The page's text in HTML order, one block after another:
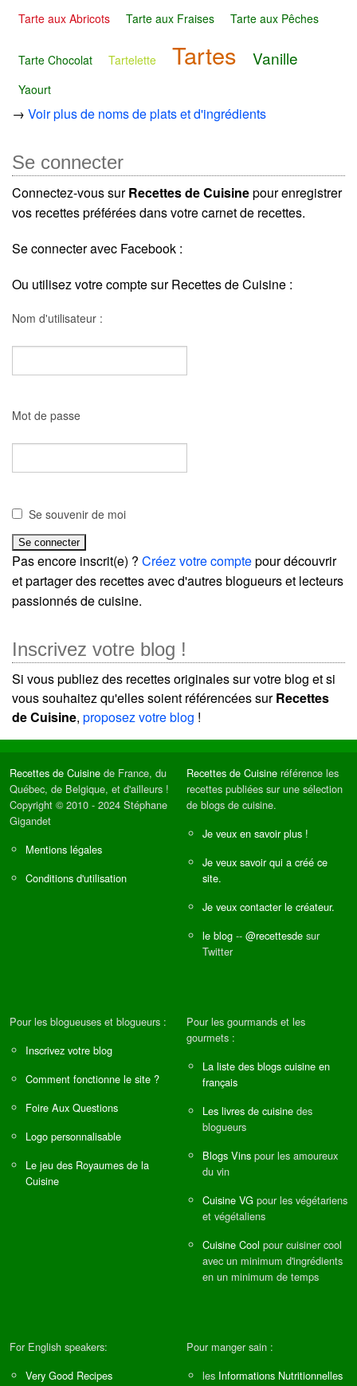
Tarte aux Abricots
Tarte aux Fraises Tarte aux Pêches
Tarte Chocolat Tartelette Tartes Vanille
Yaourt
→ Voir plus de noms de plats et d'ingrédients
Se connecter
Connectez-vous surRecettes de Cuisinepour enregistrer
vos recettes préférées dans votre carnet de recettes.
Se connecter avec Facebook :
Ou utilisez votre compte sur Recettes de Cuisine :
Nom d'utilisateur :
Mot de passe
Se souvenir de moi
Pas encore inscrit(e) ? Créez votre comptepour découvrir
et partager des recettes avec d'autres blogueurs et lecteurs
passionnés de cuisine.
Inscrivez votre blog !
Si vous publiez des recettes originales sur votre blog et si
vous souhaitez qu'elles soient référencées surRecettes
de Cuisine, proposez votre blog !
Recettes de Cuisine de France, du
Québec, de Belgique, et d'ailleurs !
Copyright © 2010 - 2024 Stéphane
Gigandet
Mentions légales
Conditions d'utilisation
Recettes de Cuisine référence les
recettes publiées sur une sélection
de blogs de cuisine.
Je veux en savoir plus !
Je veux savoir qui a créé ce
site.
Je veux contacter le créateur.
le blog -- @recettesde sur
Twitter
Pour les blogueuses et blogueurs :
Inscrivez votre blog
Comment fonctionne le site ?
Foire Aux Questions
Logo personnalisable
Le jeu des Royaumes de la
Cuisine
Pour les gourmands et les
gourmets :
La liste des blogs cuisine en
français
Les livres de cuisine des
blogueurs
Blogs Vins pour les amoureux
du vin
Cuisine VG pour les végétariens
et végétaliens
Cuisine Cool pour cuisiner cool
avec un minimum d'ingrédients
en un minimum de temps
For English speakers:
Very Good Recipes
Pour manger sain :
les Informations Nutritionnelles